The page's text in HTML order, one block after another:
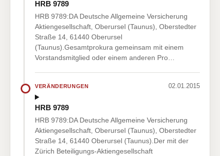
HRB 9789
HRB 9789:DA Deutsche Allgemeine Versicherung
Aktiengesellschaft, Oberursel (Taunus), Oberstedter
Straße 14, 61440 Oberursel
(Taunus).Gesamtprokura gemeinsam mit einem
Vorstandsmitglied oder einem anderen Pro…
VERÄNDERUNGEN 02.01.2015
HRB 9789
HRB 9789:DA Deutsche Allgemeine Versicherung
Aktiengesellschaft, Oberursel (Taunus), Oberstedter
Straße 14, 61440 Oberursel (Taunus).Der mit der
Zürich Beteiligungs-Aktiengesellschaft